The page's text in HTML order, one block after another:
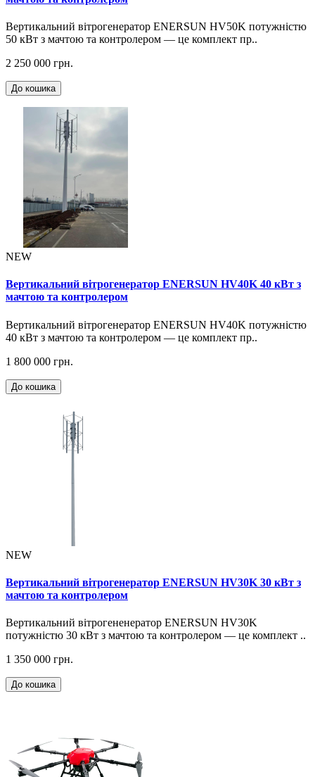
Вертикальний вітрогенератор ENERSUN HV50K потужністю
50 кВт з мачтою та контролером — це комплект пр..
2 250 000 грн.
До кошика
NEW
Вертикальний вітрогенератор ENERSUN HV40K 40 кВт з
мачтою та контролером
Вертикальний вітрогенератор ENERSUN HV40K потужністю
40 кВт з мачтою та контролером — це комплект пр..
1 800 000 грн.
До кошика
NEW
Вертикальний вітрогенератор ENERSUN HV30K 30 кВт з
мачтою та контролером
Вертикальний вітрогененератор ENERSUN HV30K
потужністю 30 кВт з мачтою та контролером — це комплект ..
1 350 000 грн.
До кошика